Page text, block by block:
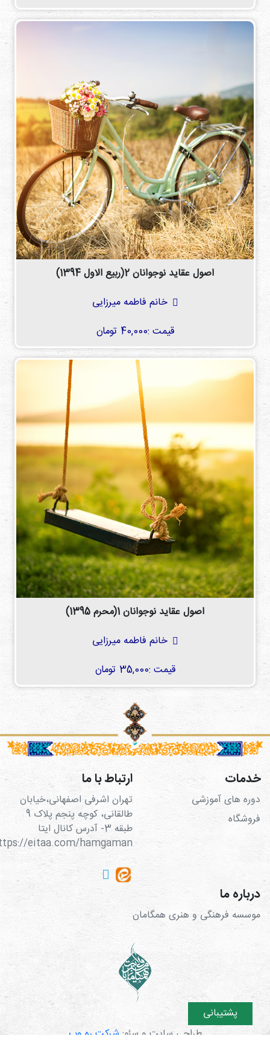
اصول عقاید نوجوانان 2(ربیع الاول 1394)
خانم فاطمه میرزایی
قیمت :40,000 تومان
اصول عقاید نوجوانان 1(محرم 1395)
خانم فاطمه میرزایی
قیمت :35,000 تومان
خدمات
دوره های آموزشی
فروشگاه
ارتباط با ما
تهران اشرفی اصفهانی،خیابان
طالقانی، کوچه پنجم پلاک 9
طبقه 3- آدرس کانال ایتا
https://eitaa.com/hamgaman
درباره ما
موسسه فرهنگی و هنری همگامان
طراحی سایت و سئو:شرکت ره وب
پشتیبانی